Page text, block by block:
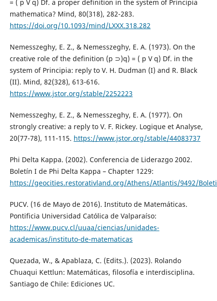
= ( p V q) Df. a proper definition in the system of Principia
mathematica? Mind, 80(318), 282-283.
https://doi.org/10.1093/mind/LXXX.318.282
Nemesszeghy, E. Z., & Nemesszeghy, E. A. (1973). On the
creative role of the definition (p ⊃)q) = ( p V q) Df. in the
system of Principia: reply to V. H. Dudman (I) and R. Black
(II). Mind, 82(328), 613-616.
https://www.jstor.org/stable/2252223
Nemesszeghy, E. Z., & Nemesszeghy, E. A. (1977). On
strongly creative: a reply to V. F. Rickey. Logique et Analyse,
20(77-78), 111-115. https://www.jstor.org/stable/44083737
Phi Delta Kappa. (2002). Conferencia de Liderazgo 2002.
Boletín I de Phi Delta Kappa – Chapter 1229:
https://geocities.restorativland.org/Athens/Atlantis/9492/
PUCV. (16 de Mayo de 2016). Instituto de Matemáticas.
Pontificia Universidad Católica de Valparaíso:
https://www.pucv.cl/uuaa/ciencias/unidades-
academicas/instituto-de-matematicas
Quezada, W., & Apablaza, C. (Edits.). (2023). Rolando
Chuaqui Kettlun: Matemáticas, filosofía e interdisciplina.
Santiago de Chile: Ediciones UC.